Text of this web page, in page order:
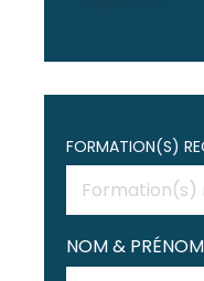
FORMATION(S)
NOM &